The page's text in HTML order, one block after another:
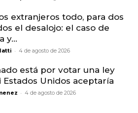
extranjeros todo, para dos
el desalojo: el caso de
y...
- 4 de agosto de 2026
está por votar una ley
Estados Unidos aceptaría
- 4 de agosto de 2026